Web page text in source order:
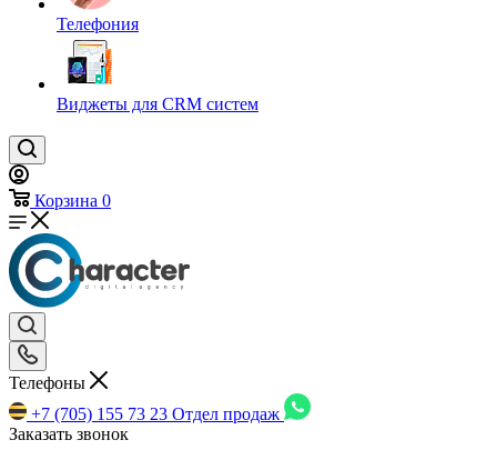
Телефония
Виджеты для CRM cистем
Корзина 0
Телефоны
+7 (705) 155 73 23 Отдел продаж
Заказать звонок